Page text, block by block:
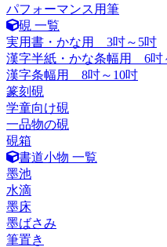
パフォーマンス用筆
硯 一覧
実用書・かな用 3吋～5吋
漢字半紙・かな条幅用 6吋
漢字条幅用 8吋～10吋
篆刻硯
学童向け硯
一品物の硯
硯箱
書道小物 一覧
墨池
水滴
墨床
墨ばさみ
筆置き